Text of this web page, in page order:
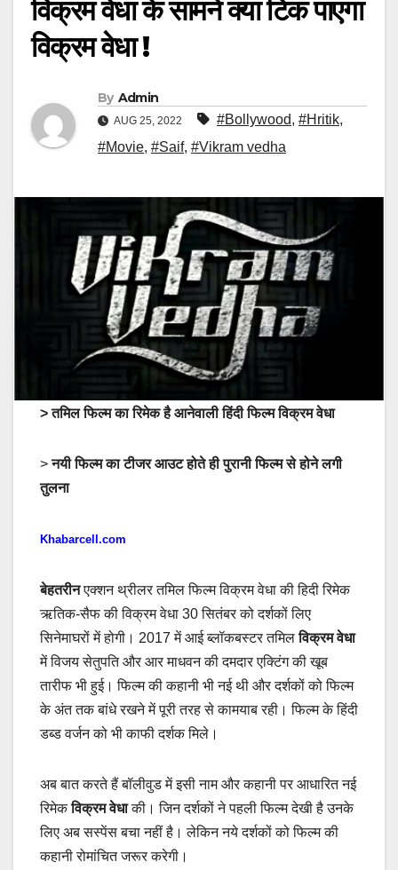
विक्रम वेधा के सामने क्या टिक पाएगा
विक्रम वेधा !
By Admin
AUG 25, 2022 #Bollywood, #Hritik,
#Movie, #Saif, #Vikram vedha
> तमिल फिल्म का रिमेक है आनेवाली हिंदी फिल्म विक्रम वेधा
>नयी फिल्म का टीजर आउट होते ही पुरानी फिल्म से होने लगी
तुलना
Khabarcell.com
बेहतरीनएक्शन थ्रीलर तमिल फिल्म विक्रम वेधा की हिदी रिमेक
ऋतिक-सैफ की विक्रम वेधा 30 सितंबर को दर्शकों लिए
सिनेमाघरों में होगी। 2017 में आई ब्लॉकबस्टर तमिलविक्रम वेधा
में विजय सेतुपति और आर माधवन की दमदार एक्टिंग की खूब
तारीफ भी हुई। फिल्म की कहानी भी नई थी और दर्शकों को फिल्म
के अंत तक बांधे रखने में पूरी तरह से कामयाब रही। फिल्म के हिंदी
डब्ड वर्जन को भी काफी दर्शक मिले।
अब बात करते हैं बॉलीवुड में इसी नाम और कहानी पर आधारित नई
रिमेकविक्रम वेधाकी। जिन दर्शकों ने पहली फिल्म देखी है उनके
लिए अब सस्पेंस बचा नहीं है। लेकिन नये दर्शकों को फिल्म की
कहानी रोमांचित जरूर करेगी।